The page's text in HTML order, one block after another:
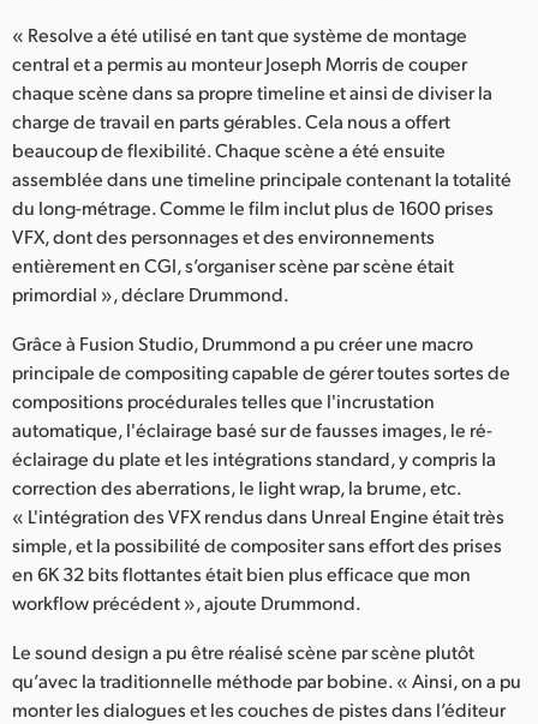
« Resolve a été utilisé en tant que système de montage
central et a permis au monteur Joseph Morris de couper
chaque scène dans sa propre timeline et ainsi de diviser la
charge de travail en parts gérables. Cela nous a offert
beaucoup de flexibilité. Chaque scène a été ensuite
assemblée dans une timeline principale contenant la totalité
du long-métrage. Comme le film inclut plus de 1600 prises
VFX, dont des personnages et des environnements
entièrement en CGI, s’organiser scène par scène était
primordial », déclare Drummond.
Grâce à Fusion Studio, Drummond a pu créer une macro
principale de compositing capable de gérer toutes sortes de
compositions procédurales telles que l'incrustation
automatique, l'éclairage basé sur de fausses images, le ré-
éclairage du plate et les intégrations standard, y compris la
correction des aberrations, le light wrap, la brume, etc.
« L'intégration des VFX rendus dans Unreal Engine était très
simple, et la possibilité de compositer sans effort des prises
en 6K 32 bits flottantes était bien plus efficace que mon
workflow précédent », ajoute Drummond.
Le sound design a pu être réalisé scène par scène plutôt
qu’avec la traditionnelle méthode par bobine. « Ainsi, on a pu
monter les dialogues et les couches de pistes dans l’éditeur